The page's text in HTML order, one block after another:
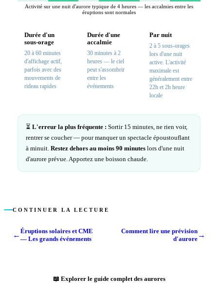
Activité sur une nuit d'aurore typique de 4 heures — les accalmies entre les
éruptions sont normales
Durée d'un
sous-orage
20 à 60 minutes
d'affichage actif,
parfois avec des
mouvements de
rideau rapides
Durée d'une
accalmie
30 minutes à 2
heures — le ciel
peut s'assombrir
entre les
événements
Par nuit
2 à 5 sous-orages
lors d'une nuit
active. L'activité
maximale est
généralement entre
22h et 2h heure
locale
⏳ L'erreur la plus fréquente : Sortir 15 minutes, ne rien voir,
rentrer se coucher — pour manquer un spectacle époustouflant
à minuit. Restez dehors au moins 90 minutes lors d'une nuit
d'aurore prévue. Apportez une boisson chaude.
CONTINUER LA LECTURE
← Éruptions solaires et CME
— Les grands événements
Comment lire une prévision
d'aurore →
📖 Explorer le guide complet des aurores